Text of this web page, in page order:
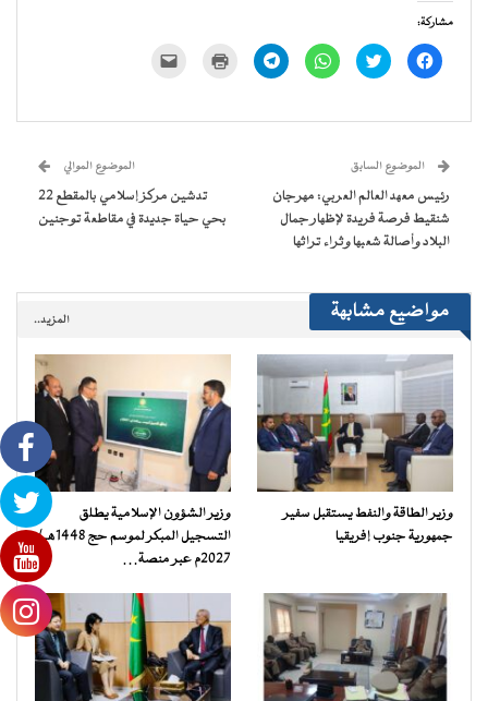
مشاركة:
انقر
للمشاركة
في
اضغط
للمشاركة
في
انقر
للمشاركة
في
انقر
للمشاركة
في
للطباعة
جديدة) الإلكتروني
نافذة
جديدة)
الموضوع السابق
رئيس معهد العالم العربي: مهرجان
شنقيط فرصة فريدة لإظهار جمال
البلاد وأصالة شعبها وثراء تراثها
الموضوع الموالي
تدشين مركز إسلامي بالمقطع 22
بحي حياة جديدة في مقاطعة توجنين
مواضيع مشابهة المزيد..
وزير الطاقة والنفط يستقبل سفير
جمهورية جنوب إفريقيا
وزير الشؤون الإسلامية يطلق
التسجيل المبكر لموسم حج 1448هـ /
2027م عبر منصة…